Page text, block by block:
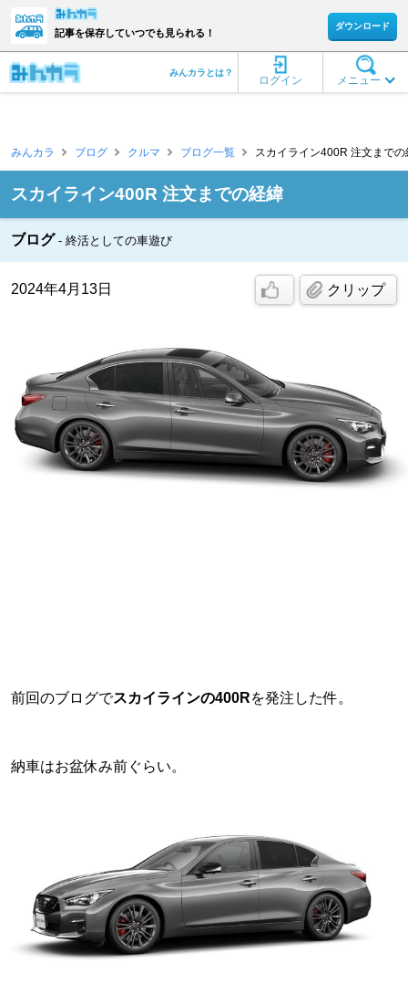
記事を保存していつでも見られる！
ダウンロード
メニュー
ログイン
みんカラとは？
みんカラ ブログ クルマ ブログ一覧 スカイライン400R 注文まで
スカイライン400R 注文までの経緯
ブログ 終活としての車遊び
2024年4月13日 クリップ
前回のブログでスカイラインの400Rを発注した件。
納車はお盆休み前ぐらい。